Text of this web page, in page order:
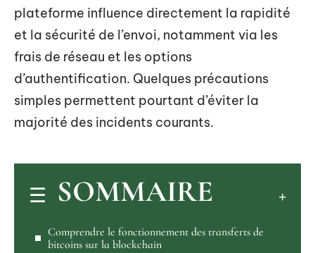
plateforme influence directement la rapidité
et la sécurité de l’envoi, notamment via les
frais de réseau et les options
d’authentification. Quelques précautions
simples permettent pourtant d’éviter la
majorité des incidents courants.
SOMMAIRE
Comprendre le fonctionnement des transferts de
bitcoins sur la blockchain